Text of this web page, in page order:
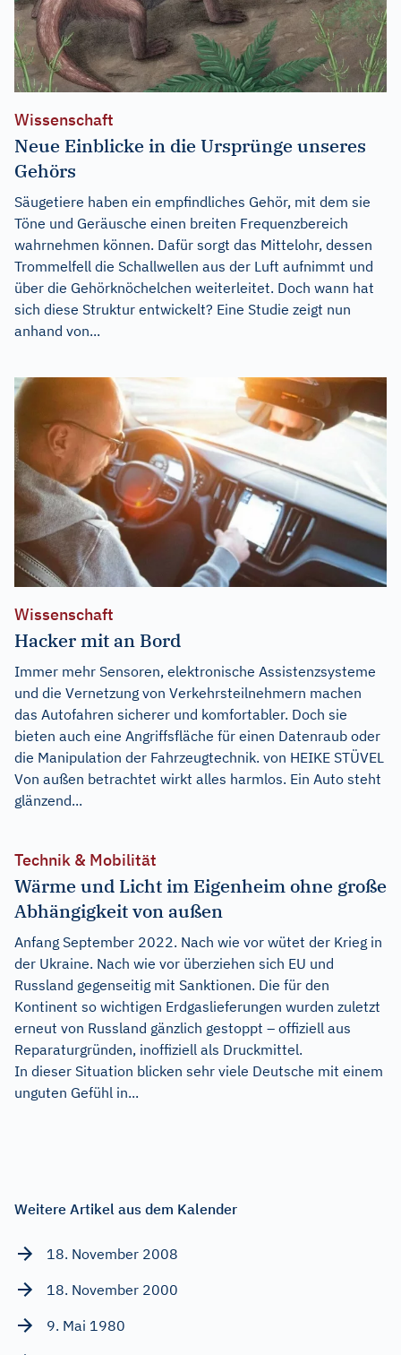
Wissenschaft
Neue Einblicke in die Ursprünge unseres
Gehörs
Säugetiere haben ein empfindliches Gehör, mit dem sie
Töne und Geräusche einen breiten Frequenzbereich
wahrnehmen können. Dafür sorgt das Mittelohr, dessen
Trommelfell die Schallwellen aus der Luft aufnimmt und
über die Gehörknöchelchen weiterleitet. Doch wann hat
sich diese Struktur entwickelt? Eine Studie zeigt nun
anhand von...
Wissenschaft
Hacker mit an Bord
Immer mehr Sensoren, elektronische Assistenzsysteme
und die Vernetzung von Verkehrsteilnehmern machen
das Autofahren sicherer und komfortabler. Doch sie
bieten auch eine Angriffsfläche für einen Datenraub oder
die Manipulation der Fahrzeugtechnik. von HEIKE STÜVEL
Von außen betrachtet wirkt alles harmlos. Ein Auto steht
glänzend...
Technik & Mobilität
Wärme und Licht im Eigenheim ohne große
Abhängigkeit von außen
Anfang September 2022. Nach wie vor wütet der Krieg in
der Ukraine. Nach wie vor überziehen sich EU und
Russland gegenseitig mit Sanktionen. Die für den
Kontinent so wichtigen Erdgaslieferungen wurden zuletzt
erneut von Russland gänzlich gestoppt – offiziell aus
Reparaturgründen, inoffiziell als Druckmittel.
In dieser Situation blicken sehr viele Deutsche mit einem
unguten Gefühl in...
Weitere Artikel aus dem Kalender
18. November 2008
18. November 2000
9. Mai 1980